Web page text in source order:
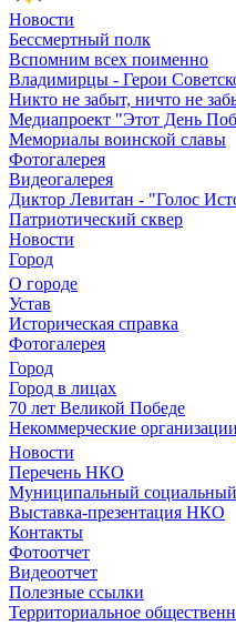
Новости
Бессмертный полк
Вспомним всех поименно
Владимирцы - Герои
Никто не забыт, ничто не
Медиапроект "Этот День
Мемориалы воинской славы
Фотогалерея
Видеогалерея
Диктор Левитан - "Голос
Патриотический сквер
Новости
Город
О городе
Устав
Историческая справка
Фотогалерея
Город
Город в лицах
70 лет Великой Победе
Некоммерческие организации
Новости
Перечень НКО
Муниципальный социальный
Выставка-презентация НКО
Контакты
Фотоотчет
Видеоотчет
Полезные ссылки
Территориальное